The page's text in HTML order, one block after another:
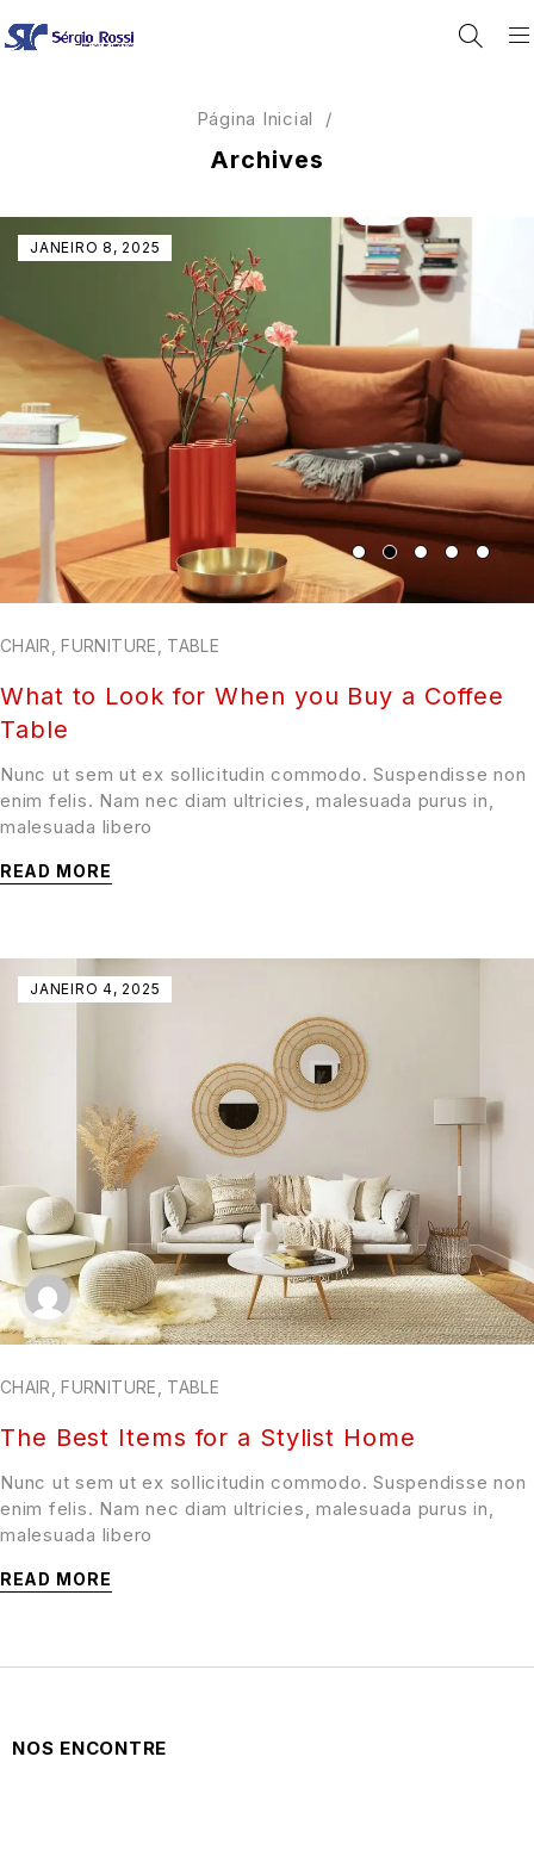
Archives
Página Inicial /
JANEIRO 8, 2025
CHAIR ,FURNITURE TABLE
What to Look for When you Buy a Coffee
Table
Nunc ut sem ut ex sollicitudin commodo. Suspendisse non
enim felis. Nam nec diam ultricies, malesuada purus in,
malesuada libero
READ MORE
JANEIRO 4, 2025
CHAIR ,FURNITURE TABLE
The Best Items for a Stylist Home
Nunc ut sem ut ex sollicitudin commodo. Suspendisse non
enim felis. Nam nec diam ultricies, malesuada purus in,
malesuada libero
READ MORE
NOS ENCONTRE